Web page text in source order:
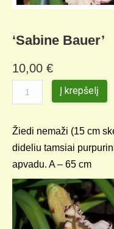
‘Sabine Bauer’
10,00 €
Į krepšelį
Žiedi nemaži (15 cm
dideliu tamsiai
apvadu. A – 65 cm